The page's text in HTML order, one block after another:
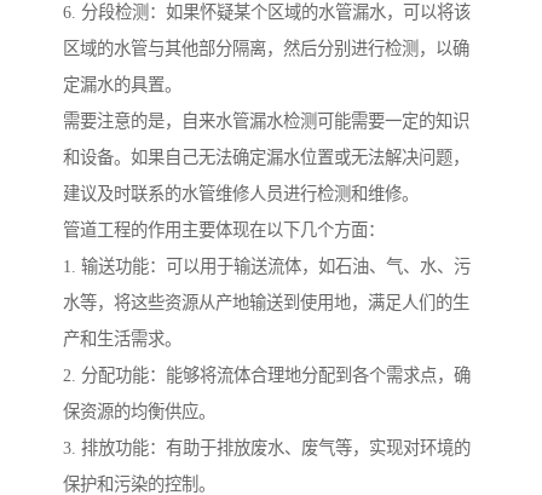
6. 分段检测：如果怀疑某个区域的水管漏水，可以将该
区域的水管与其他部分隔离，然后分别进行检测，以确
定漏水的具置。
需要注意的是，自来水管漏水检测可能需要一定的知识
和设备。如果自己无法确定漏水位置或无法解决问题，
建议及时联系的水管维修人员进行检测和维修。
管道工程的作用主要体现在以下几个方面：
1. 输送功能：可以用于输送流体，如石油、气、水、污
水等，将这些资源从产地输送到使用地，满足人们的生
产和生活需求。
2. 分配功能：能够将流体合理地分配到各个需求点，确
保资源的均衡供应。
3. 排放功能：有助于排放废水、废气等，实现对环境的
保护和污染的控制。